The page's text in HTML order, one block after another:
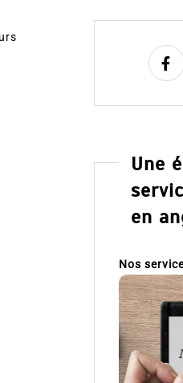
Une
en
Nos